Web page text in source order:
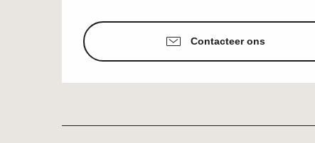
Contacteer ons